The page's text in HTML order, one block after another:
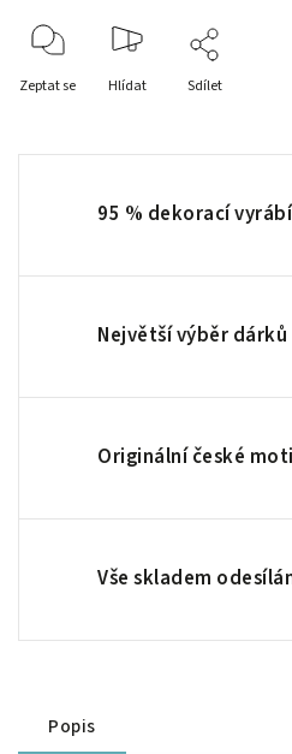
Zeptat se Hlídat Sdílet
95 % dekorací
Největší výběr
Originální české
Vše skladem
Popis